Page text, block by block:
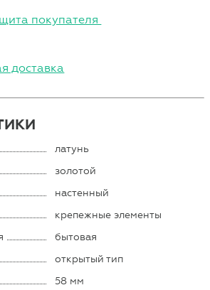
покупателя
доставка
латунь
золотой
настенный
крепежные элементы
бытовая
открытый тип
58 мм